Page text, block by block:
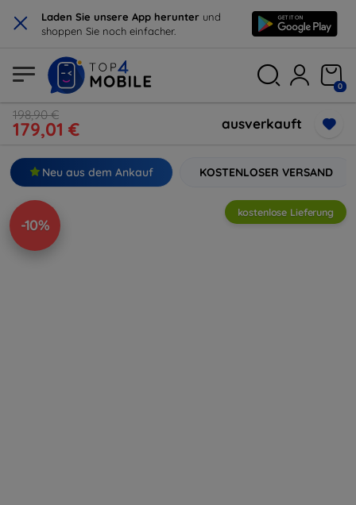
× Laden Sie unsere App herunter und
shoppen Sie noch einfacher.
0
198,90 €
179,01 € ausverkauft
Neu aus dem Ankauf KOSTENLOSER VERSAND
-10%
kostenlose Lieferung